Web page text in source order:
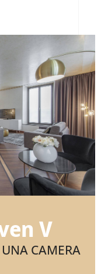
V
CAMERA